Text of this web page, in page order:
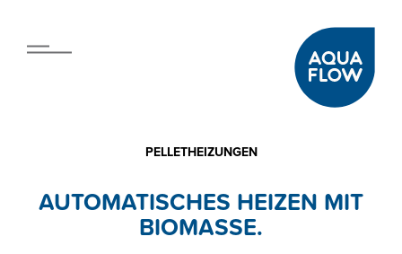
PELLETHEIZUNGEN
AUTOMATISCHES HEIZEN MIT
BIOMASSE.